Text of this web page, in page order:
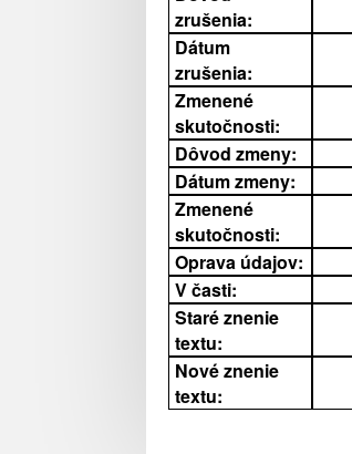
zrušenia:
Dátum
zrušenia:
Zmenené
skutočnosti:
Dôvod zmeny:
Dátum zmeny:
Zmenené
skutočnosti:
Oprava údajov:
V časti:
Staré znenie
textu:
Nové znenie
textu: